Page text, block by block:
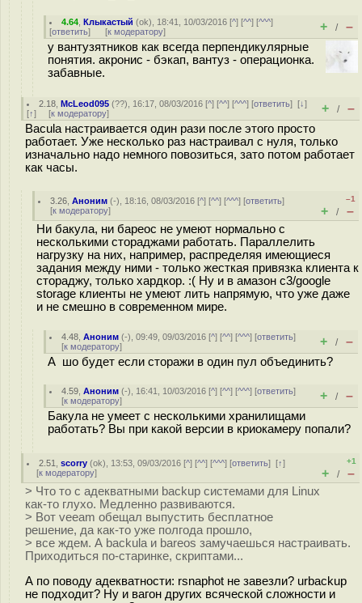
4.64 ,Клыкастый (ok), 18:41, 10/03/2016 [^] [^^] [^^^]
[ответить] [к модератору] + / –
у вантузятников как всегда перпендикулярные
понятия. акронис - бэкап, вантуз - операционка.
забавные.
2.18 ,McLeod095 (??), 16:17, 08/03/2016 [^] [^^] [^^^] [ответить][↓]
[↑] [к модератору] + / –
Bacula настраивается один рази после этого просто
работает. Уже несколько раз настраивал с нуля, только
изначально надо немного повозиться, зато потом работает
как часы.
3.26 ,Аноним (-), 18:16, 08/03/2016 [^] [^^] [^^^] [ответить]
[к модератору]
–1
+ / –
Ни бакула, ни бареос не умеют нормально с
несколькими стораджами работать. Параллелить
нагрузку на них, например, распределяя имеющиеся
задания между ними - только жесткая привязка клиента к
стораджу, только хардкор. :( Ну и в амазон с3/google
storage клиенты не умеют лить напрямую, что уже даже
и не смешно в современном мире.
4.48 ,Аноним (-), 09:49, 09/03/2016 [^] [^^] [^^^] [ответить]
[к модератору] + / –
А шо будет если сторажи в один пул объединить?
4.59 ,Аноним (-), 16:41, 10/03/2016 [^] [^^] [^^^] [ответить]
[к модератору] + / –
Бакула не умеет с несколькими хранилищами
работать? Вы при какой версии в криокамеру попали?
2.51 ,scorry (ok), 13:53, 09/03/2016 [^] [^^] [^^^] [ответить][↑]
[к модератору]
+1
+ / –
> Что то с адекватными backup системами для Linux
как-то глухо. Медленно развиваются.
> Вот veeam обещал выпустить бесплатное
решение, да как-то уже полгода прошло,
> все ждем. А backula и bareos замучаешься настраивать.
Приходиться по-старинке, скриптами...
А по поводу адекватности: rsnaphot не завезли? urbackup
не подходит? Ну и вагон других всяческой сложности и